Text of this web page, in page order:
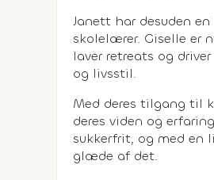
Janett har desuden
skolelærer. Giselle er
laver retreats og
og livsstil.
Med deres tilgang til
deres viden og
sukkerfrit, og med en
glæde af det.